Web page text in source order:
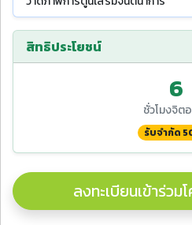
สิทธิประโยชน์
6
ชั่วโมงจิต
รับจำกัด
ลงทะเบียนเข้าร่ว